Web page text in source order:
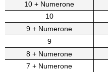
10 + Numerone
10
9 + Numerone
9
8 + Numerone
7 + Numerone